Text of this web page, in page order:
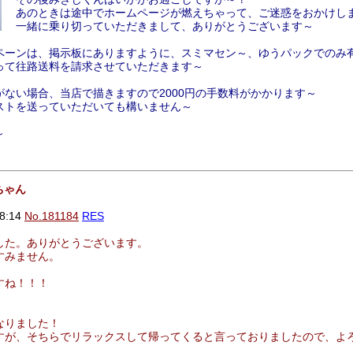
あのときは途中でホームページが燃えちゃって、ご迷惑をおかけし
一緒に乗り切っていただきまして、ありがとうございます～
ンは、掲示板にありますように、スミマセン～、ゆうパックでのみ
往路送料を請求させていただきます～
い場合、当店で描きますので2000円の手数料がかかります～
を送っていただいても構いません～
ゃん
No.181184 RES
。ありがとうございます。
ません。
！！！
ました！
、そちらでリラックスして帰ってくると言っておりましたので、よ